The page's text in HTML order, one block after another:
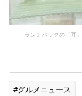
ランチパックの「耳
#グルメニュース